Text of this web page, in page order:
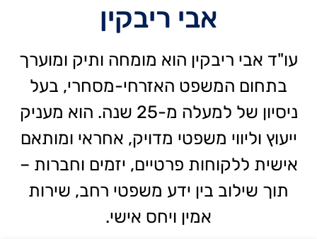
אבי ריבקין
עו"ד אבי ריבקין הוא מומחה ותיק ומוערך
בתחום המשפט האזרחי-מסחרי, בעל
ניסיון של למעלה מ-25 שנה. הוא מעניק
ייעוץ וליווי משפטי מדויק, אחראי ומותאם
אישית ללקוחות פרטיים, יזמים וחברות –
תוך שילוב בין ידע משפטי רחב, שירות
אמין ויחס אישי.